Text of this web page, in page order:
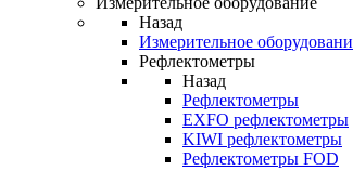
Назад
Измерительное
Рефлектометры
Назад
Рефлектометры
EXFO рефлектометры
KIWI рефлектометры
Рефлектометры FOD